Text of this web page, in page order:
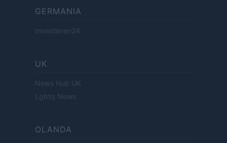
GERMANIA
Investieren24
UK
News Hub UK
Lgbtq News
OLANDA